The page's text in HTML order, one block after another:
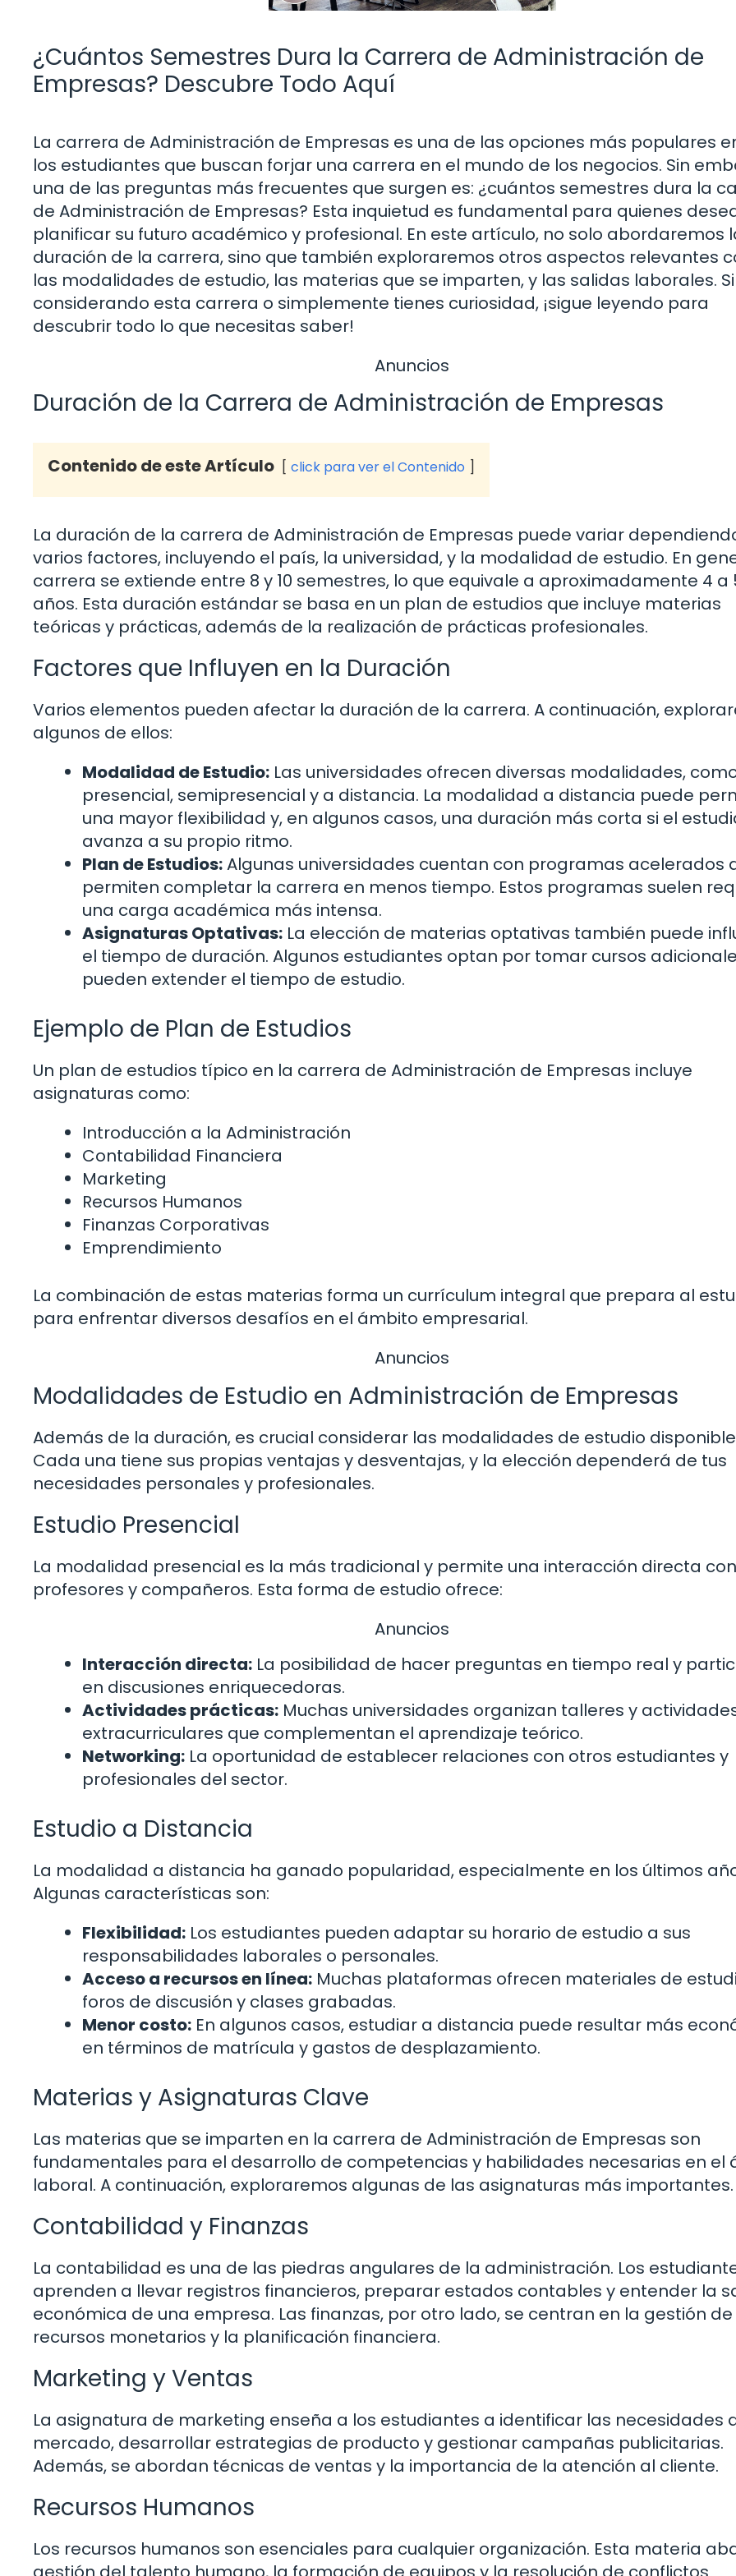
¿Cuántos Semestres Dura la Carrera de Administración de
Empresas? Descubre Todo Aquí
La carrera de Administración de Empresas es una de las opciones más populares
los estudiantes que buscan forjar una carrera en el mundo de los negocios. Sin
una de las preguntas más frecuentes que surgen es: ¿cuántos semestres dura la
de Administración de Empresas? Esta inquietud es fundamental para quienes
planificar su futuro académico y profesional. En este artículo, no solo abordaremos
duración de la carrera, sino que también exploraremos otros aspectos relevantes
las modalidades de estudio, las materias que se imparten, y las salidas laborales.
considerando esta carrera o simplemente tienes curiosidad, ¡sigue leyendo para
descubrir todo lo que necesitas saber!
Anuncios
Duración de la Carrera de Administración de Empresas
Contenido de este Artículo click para ver el Contenido
La duración de la carrera de Administración de Empresas puede variar
varios factores, incluyendo el país, la universidad, y la modalidad de estudio. En
carrera se extiende entre 8 y 10 semestres, lo que equivale a aproximadamente 4 a
años. Esta duración estándar se basa en un plan de estudios que incluye materias
teóricas y prácticas, además de la realización de prácticas profesionales.
Factores que Influyen en la Duración
Varios elementos pueden afectar la duración de la carrera. A continuación,
algunos de ellos:
Modalidad de Estudio: Las universidades ofrecen diversas modalidades,
presencial, semipresencial y a distancia. La modalidad a distancia puede
una mayor flexibilidad y, en algunos casos, una duración más corta si el
avanza a su propio ritmo.
Plan de Estudios:Algunas universidades cuentan con programas acelerados
permiten completar la carrera en menos tiempo. Estos programas suelen
una carga académica más intensa.
Asignaturas Optativas: La elección de materias optativas también puede
el tiempo de duración. Algunos estudiantes optan por tomar cursos
pueden extender el tiempo de estudio.
Ejemplo de Plan de Estudios
Un plan de estudios típico en la carrera de Administración de Empresas incluye
asignaturas como:
Introducción a la Administración
Contabilidad Financiera
Marketing
Recursos Humanos
Finanzas Corporativas
Emprendimiento
La combinación de estas materias forma un currículum integral que prepara al
para enfrentar diversos desafíos en el ámbito empresarial.
Anuncios
Modalidades de Estudio en Administración de Empresas
Además de la duración, es crucial considerar las modalidades de estudio
Cada una tiene sus propias ventajas y desventajas, y la elección dependerá de tus
necesidades personales y profesionales.
Estudio Presencial
La modalidad presencial es la más tradicional y permite una interacción directa con
profesores y compañeros. Esta forma de estudio ofrece:
Anuncios
Interacción directa: La posibilidad de hacer preguntas en tiempo real y
en discusiones enriquecedoras.
Actividades prácticas: Muchas universidades organizan talleres y
extracurriculares que complementan el aprendizaje teórico.
Networking: La oportunidad de establecer relaciones con otros estudiantes y
profesionales del sector.
Estudio a Distancia
La modalidad a distancia ha ganado popularidad, especialmente en los últimos
Algunas características son:
Flexibilidad: Los estudiantes pueden adaptar su horario de estudio a sus
responsabilidades laborales o personales.
Acceso a recursos en línea: Muchas plataformas ofrecen materiales de
foros de discusión y clases grabadas.
Menor costo: En algunos casos, estudiar a distancia puede resultar más
en términos de matrícula y gastos de desplazamiento.
Materias y Asignaturas Clave
Las materias que se imparten en la carrera de Administración de Empresas son
fundamentales para el desarrollo de competencias y habilidades necesarias en el
laboral. A continuación, exploraremos algunas de las asignaturas más importantes.
Contabilidad y Finanzas
La contabilidad es una de las piedras angulares de la administración. Los
aprenden a llevar registros financieros, preparar estados contables y entender la
económica de una empresa. Las finanzas, por otro lado, se centran en la gestión de
recursos monetarios y la planificación financiera.
Marketing y Ventas
La asignatura de marketing enseña a los estudiantes a identificar las necesidades
mercado, desarrollar estrategias de producto y gestionar campañas publicitarias.
Además, se abordan técnicas de ventas y la importancia de la atención al cliente.
Recursos Humanos
Los recursos humanos son esenciales para cualquier organización. Esta materia